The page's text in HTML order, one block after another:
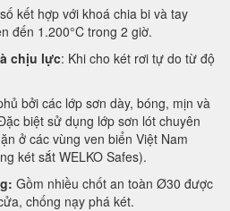
kết hợp với khoá chia bi và tay
đến 1.200°C trong 2 giờ.
chịu lực: Khi cho két rơi tự do từ độ
bởi các lớp sơn dày, bóng, mịn và
biệt sử dụng lớp sơn lót chuyên
ở các vùng ven biển Việt Nam
két sắt WELKO Safes).
Gồm nhiều chốt an toàn Ø30 được
chống nạy phá két.